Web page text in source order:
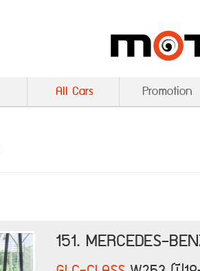
All Cars Promotion
151. MERCEDES-